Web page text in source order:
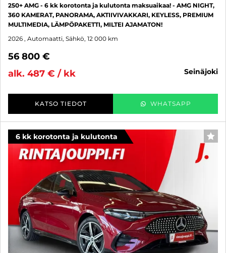
250+ AMG - 6 kk korotonta ja kulutonta maksuaikaa! - AMG NIGHT,
360 KAMERAT, PANORAMA, AKTIIVIVAKKARI, KEYLESS, PREMIUM
MULTIMEDIA, LÄMPÖPAKETTI, MILTEI AJAMATON!
2026 , Automaatti, Sähkö, 12 000 km
56 800 €
alk. 487 € / kk
seinäjoki
KATSO TIEDOT WHATSAPP
6 kk korotonta ja kulutonta